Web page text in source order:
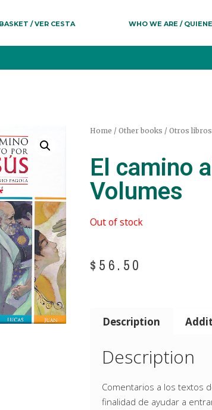
/ VER CESTA WHO WE ARE /
Home / Other books / Otros libros
El camino
Volumes
Out of stock
$ 56.50
Description
Description
Comentarios a los textos
finalidad de ayudar a